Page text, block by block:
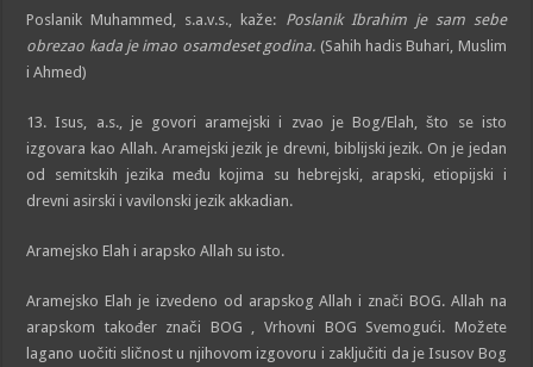
Poslanik Muhammed, s.a.v.s., kaže: Poslanik Ibrahim je sam sebe
obrezao kada je imao osamdeset godina. (Sahih hadis Buhari, Muslim
i Ahmed)
13. Isus, a.s., je govori aramejski i zvao je Bog/Elah, što se isto
izgovara kao Allah. Aramejski jezik je drevni, biblijski jezik. On je jedan
od semitskih jezika među kojima su hebrejski, arapski, etiopijski i
drevni asirski i vavilonski jezik akkadian.
Aramejsko Elah i arapsko Allah su isto.
Aramejsko Elah je izvedeno od arapskog Allah i znači BOG. Allah na
arapskom također znači BOG , Vrhovni BOG Svemogući. Možete
lagano uočiti sličnost u njihovom izgovoru i zaključiti da je Isusov Bog